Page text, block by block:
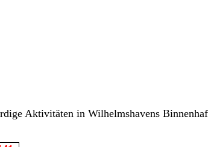
Aktivitäten in Wilhelmshavens